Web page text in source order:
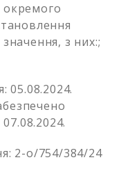
окремого
з них:;
05.08.2024.
2-о/754/384/24